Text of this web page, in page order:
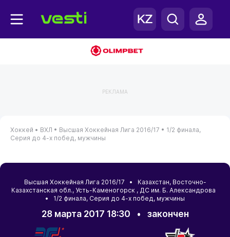
РЕКЛАМА
Хоккей • ВХЛ • Высшая Хоккейная Лига 2016/17 • 1/2 финала,
Серия до 4-х побед, мужчины
Высшая Хоккейная Лига 2016/17 • Казахстан, Восточно-
Казахстанская обл., Усть-Каменогорск , ДС им. Б. Александрова
• 1/2 финала, Серия до 4-х побед, мужчины
28 марта 2017 18:30 • закончен